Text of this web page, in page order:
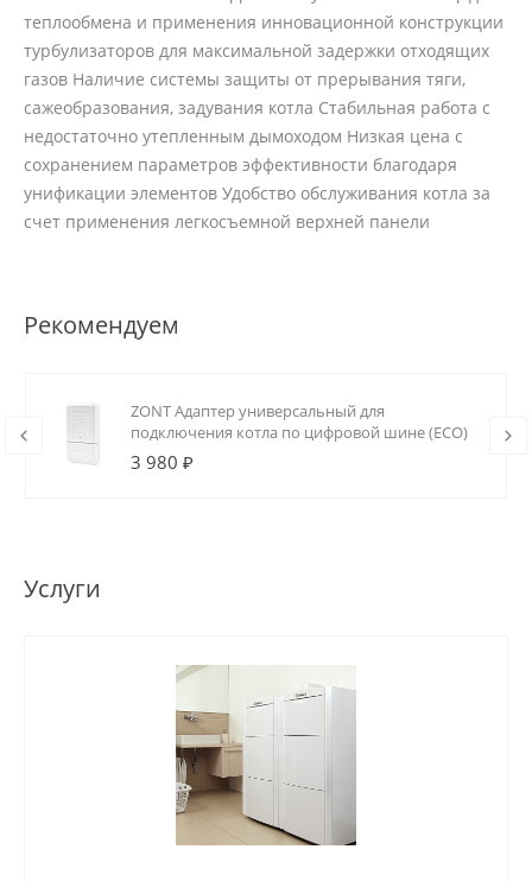
теплообмена и применения инновационной конструкции
турбулизаторов для максимальной задержки отходящих
газов Наличие системы защиты от прерывания тяги,
сажеобразования, задувания котла Стабильная работа с
недостаточно утепленным дымоходом Низкая цена с
сохранением параметров эффективности благодаря
унификации элементов Удобство обслуживания котла за
счет применения легкосъемной верхней панели
Рекомендуем
ZONT Адаптер универсальный для
подключения котла по цифровой шине (ECO)
3 980 ₽
Услуги